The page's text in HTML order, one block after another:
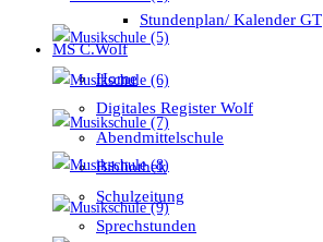
Stundenplan/ Kalender GT
MS C.Wolf
Home
Digitales Register Wolf
Abendmittelschule
Bibliothek
Schulzeitung
Sprechstunden